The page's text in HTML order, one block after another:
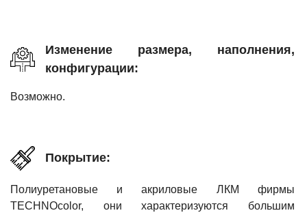
Изменение размера, наполнения,
конфигурации:
Возможно.
Покрытие:
Полиуретановые и акриловые ЛКМ фирмы
TECHNOcolor, они характеризуются большим